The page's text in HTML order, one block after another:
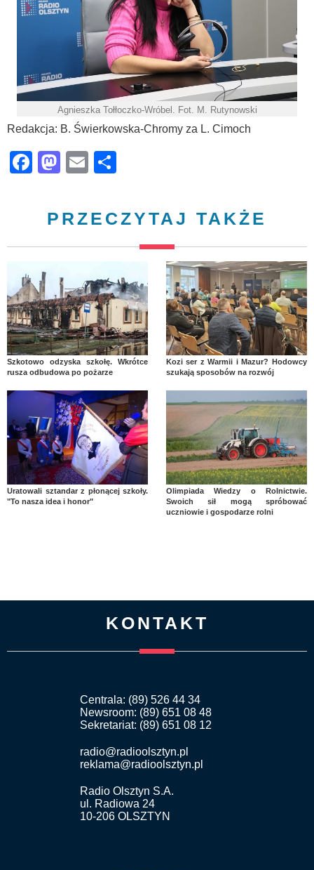
Agnieszka Tołłoczko-Wróbel. Fot. M. Rutynowski
Redakcja: B. Świerkowska-Chromy za L. Cimoch
Facebook
Mastodon
Email
PRZECZYTAJ TAKŻE
Szkotowo odzyska szkołę. Wkrótce
rusza odbudowa po pożarze
Kozi ser z Warmii i Mazur? Hodowcy
szukają sposobów na rozwój
Uratowali sztandar z płonącej szkoły.
"To nasza idea i honor"
Olimpiada Wiedzy o Rolnictwie.
Swoich sił mogą spróbować
uczniowie i gospodarze rolni
KONTAKT
Centrala: (89) 526 44 34
Newsroom: (89) 651 08 48
Sekretariat: (89) 651 08 12
radio@radioolsztyn.pl
reklama@radioolsztyn.pl
Radio Olsztyn S.A.
ul. Radiowa 24
10-206 OLSZTYN